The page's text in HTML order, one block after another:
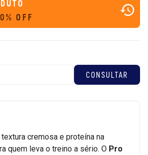
OFF
cremosa e proteína na
quem leva o treino a sério. O Pro